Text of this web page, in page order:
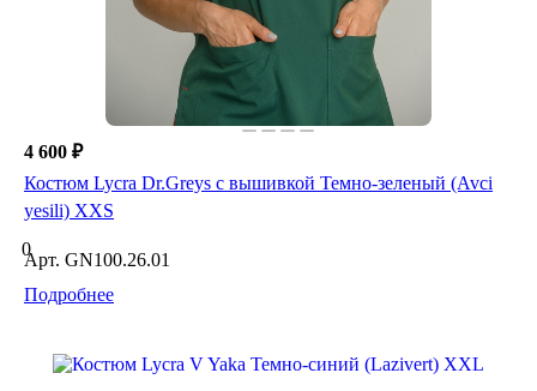
4 600 ₽
Костюм Lycra Dr.Greys с вышивкой Темно-зеленый (Avci
yesili) XXS
0
Арт. GN100.26.01
Подробнее